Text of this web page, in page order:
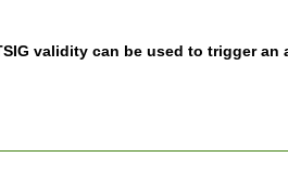
validity can be used to trigger